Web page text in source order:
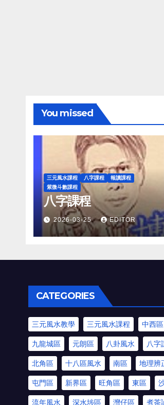
You missed
三元風水課程 八字課程
報讀課程
紫微斗數課程
八字課程
2026-03-25 EDITOR
CATEGORIES
三元風水教學 三元風水課程 中西區
九龍城區 元朗區 八卦風水 八字
北角區 十八區風水 南區 地理辨
屯門區 新界區 旺角區 東區
流年風水 深水埗區 灣仔區 煮茶